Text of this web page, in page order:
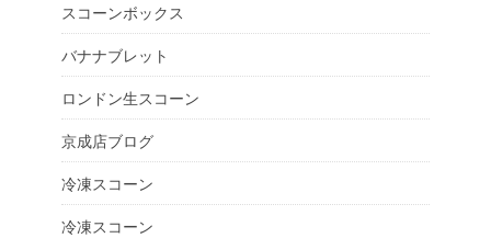
スコーンボックス
バナナブレット
ロンドン生スコーン
京成店ブログ
冷凍スコーン
冷凍スコーン